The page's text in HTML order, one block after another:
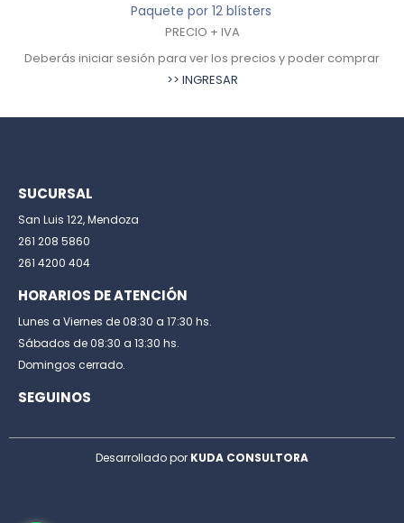
Paquete por 12 blísters
para ver los precios y poder comprar
Deberás iniciar
SUCURSAL
San Luis 122, Mendoza
261 208 5860
261 4200 404
HORARIOS DE ATENCIÓN
Lunes a Viernes de 08:30 a 17:30 hs.
Sábados de 08:30 a 13:30 hs.
Domingos cerrado.
SEGUINOS
Desarrollado por KUDA CONSULTORA